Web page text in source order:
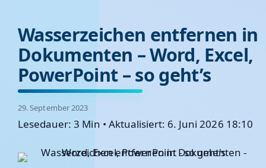
Wasserzeichen entfernen in
Dokumenten – Word, Excel,
PowerPoint – so geht’s
29. September 2023
Lesedauer: 3 Min • Aktualisiert: 6. Juni 2026 18:10